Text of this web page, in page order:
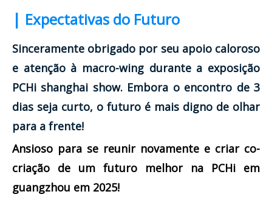
| Expectativas do Futuro
Sinceramente obrigado por seu apoio caloroso
e atenção à macro-wing durante a exposição
PCHi shanghai show. Embora o encontro de 3
dias seja curto, o futuro é mais digno de olhar
para a frente!
Ansioso para se reunir novamente e criar co-
criação de um futuro melhor na PCHi em
guangzhou em 2025!